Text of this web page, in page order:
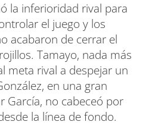
la inferioridad rival para
el juego y los
acabaron de cerrar el
Tamayo, nada más
meta rival a despejar un
en una gran
García, no cabeceó por
la línea de fondo.